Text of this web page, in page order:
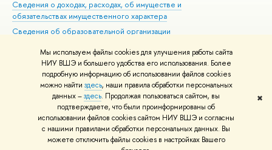
Мы используем файлы cookies для улучшения работы сайта
НИУ ВШЭ и большего удобства его использования. Более
подробную информацию об использовании файлов cookies
можно найти здесь, наши правила обработки персональных
данных –здесь. Продолжая пользоваться сайтом, вы
подтверждаете, что были проинформированы об
использовании файлов cookies сайтом НИУ ВШЭ и согласны
с нашими правилами обработки персональных данных. Вы
можете отключить файлы cookies в настройках Вашего
✖
Сведения о доходах, расходах, об имуществе и
обязательствах имущественного характера
Сведения об образовательной организации
Людям с ограниченными возможностями здоровья
Единая платежная страница
Работа в Вышке
© НИУ ВШЭ 1993–2026 Адреса и контакты Условия использования
материалов Политика конфиденциальности Карта сайта
Шрифты HSE Sans и HSE Slab разработаны вШколе дизайна НИУ ВШЭ